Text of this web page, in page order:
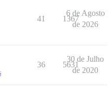
41 1367
6 de Agosto
de 2026
36 5631
30 de Julho
de 2020